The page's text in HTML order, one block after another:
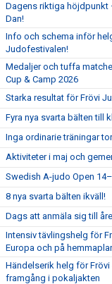
Dagens riktiga höjdpunkt
Dan!
Info och schema inför
Judofestivalen!
Medaljer och tuffa
Cup & Camp 2026
Starka resultat för Frövi
Fyra nya svarta bälten till
Inga ordinarie träningar
Aktiviteter i maj och
Swedish A-judo Open
8 nya svarta bälten ikväll!
Dags att anmäla sig till
Intensiv tävlingshelg för
Europa och på
Händelserik helg för
framgång i pokaljakten